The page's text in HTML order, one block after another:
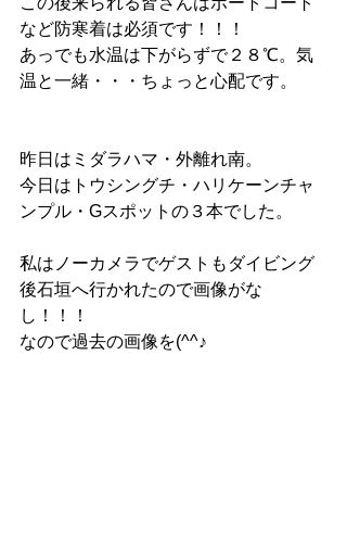
など防寒着は必須です！！！
あっでも水温は下がらずで２８℃。気
温と一緒・・・ちょっと心配です。
昨日はミダラハマ・外離れ南。
今日はトウシングチ・ハリケーンチャ
ンプル・Gスポットの３本でした。
私はノーカメラでゲストもダイビング
後石垣へ行かれたので画像がな
し！！！
なので過去の画像を(^^♪